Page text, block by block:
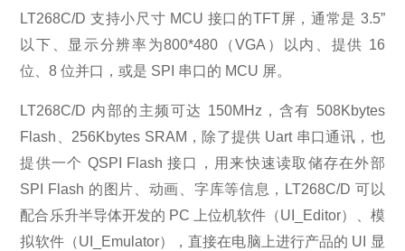
LT268C/D 支持小尺寸 MCU 接口的TFT屏，通常是 3.5”
以下、显示分辨率为800*480（VGA）以内、提供 16
位、8 位并口，或是 SPI 串口的 MCU 屏。
LT268C/D 内部的主频可达 150MHz，含有 508Kbytes
Flash、256Kbytes SRAM，除了提供 Uart 串口通讯，也
提供一个 QSPI Flash 接口，用来快速读取储存在外部
SPI Flash 的图片、动画、字库等信息，LT268C/D 可以
配合乐升半导体开发的 PC 上位机软件（UI_Editor）、模
拟软件（UI_Emulator），直接在电脑上进行产品的 UI 显